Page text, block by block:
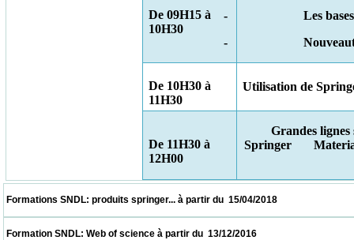
De 09H15 à
10H30
-
Les
-
De 10H30 à
11H30
Utilisation de
De 11H30 à
12H00
Grandes
Springer
Formations SNDL: produits springer... à partir du  15/04/2018
Formation SNDL: Web of science à partir du  13/12/2016